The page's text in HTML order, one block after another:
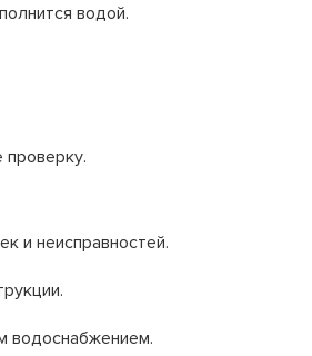
водой.
проверку.
и неисправностей.
водоснабжением.